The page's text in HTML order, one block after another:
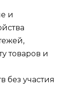
и
товаров и
без участия